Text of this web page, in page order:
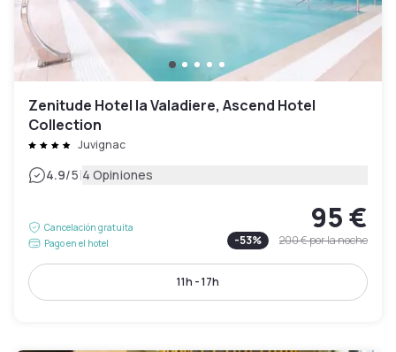
Zenitude Hotel la Valadiere, Ascend Hotel
Collection
Juvignac
4.9/5|4 Opiniones
Cancelación gratuita
Pago en el hotel
95 €
-53% 200 €por la noche
11h - 17h